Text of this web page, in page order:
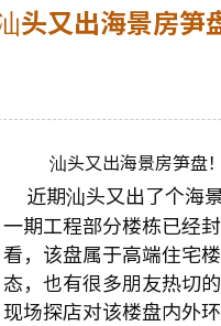
头又出海景房​​​​​笋
汕头又出海景房笋盘
近期汕头又出了个海
一期工程部分楼栋已经
看，该盘属于高端住宅
态，也有很多朋友热切
现场探店对该楼盘内外